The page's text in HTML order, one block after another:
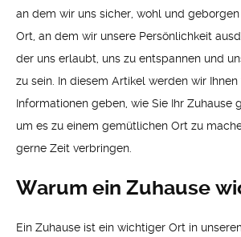
an dem wir uns sicher, wohl und
Ort, an dem wir unsere Persönlichkeit
der uns erlaubt, uns zu entspannen und
zu sein. In diesem Artikel werden wir
Informationen geben, wie Sie Ihr Zuhause
um es zu einem gemütlichen Ort zu
gerne Zeit verbringen.
Warum ein Zuhause
Ein Zuhause ist ein wichtiger Ort in